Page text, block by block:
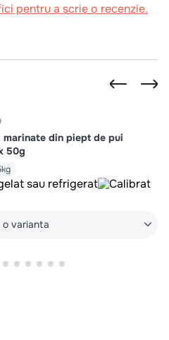
pentru a scrie o recenzie.
marinate din piept de pui
50g
o varianta